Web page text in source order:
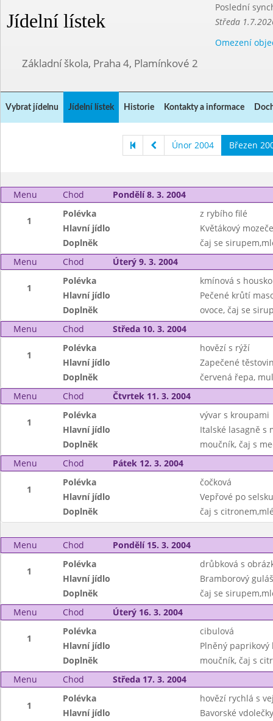
Jídelní lístek
Poslední
Středa
Omezení
Základní škola, Praha 4, Plamínkové 2
Vybrat jídelnu Jídelní lístek Historie Kontakty a informace
Únor 2004 Březen
Menu Chod Pondělí 8. 3. 2004
1
Polévka
z rybího filé
Hlavní jídlo
Květákový
Doplněk
čaj se
Menu
Chod Úterý 9. 3. 2004
1
Polévka
kmínová s
Hlavní jídlo
Pečené krůtí
Doplněk
ovoce, čaj se
Menu
Chod Středa 10. 3. 2004
1
Polévka
hovězí s rýží
Hlavní jídlo
Zapečené
Doplněk
červená řepa,
Menu
Chod Čtvrtek 11. 3. 2004
1
Polévka
vývar s kroupami
Hlavní jídlo
Italské lasagně s
Doplněk
moučník, čaj s
Menu
Chod Pátek 12. 3. 2004
1
Polévka
čočková
Hlavní jídlo
Vepřové po
Doplněk
čaj s
Menu Chod Pondělí 15. 3. 2004
1
Polévka
drůbková s
Hlavní jídlo
Bramborový
Doplněk
čaj se
Menu
Chod Úterý 16. 3. 2004
1
Polévka
cibulová
Hlavní jídlo
Plněný paprikový
Doplněk
moučník, čaj s
Menu
Chod Středa 17. 3. 2004
1
Polévka
hovězí rychlá s
Hlavní jídlo
Bavorské